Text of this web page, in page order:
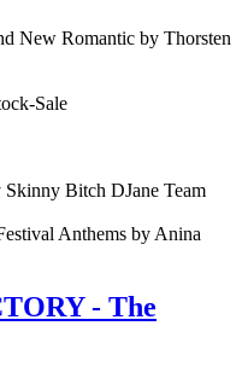
New Romantic by Thorsten
Sale
Skinny Bitch DJane Team
Anthems by Anina
- The